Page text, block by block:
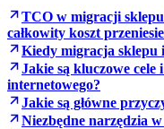
TCO w migracji
całkowity koszt
Kiedy migracja sklepu
Jakie są kluczowe
internetowego?
Jakie są główne
Niezbędne narzędzia